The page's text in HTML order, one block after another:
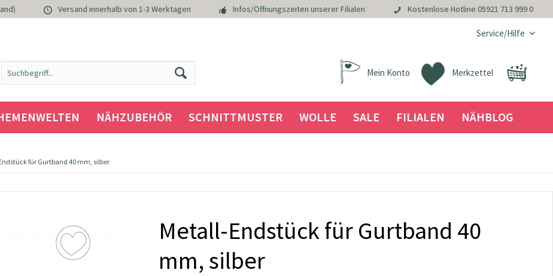
Versand innerhalb von 1-3 Werktagen Infos/Öffnungszeiten unserer Filialen Kostenlose Hotline 05921 713 999 0
Service/Hilfe
Merkzettel
Mein Konto
NÄHZUBEHÖR SCHNITTMUSTER WOLLE SALE FILIALEN NÄHBLOG
für Gurtband 40 mm, silber
Metall-Endstück für Gurtband 40
mm, silber